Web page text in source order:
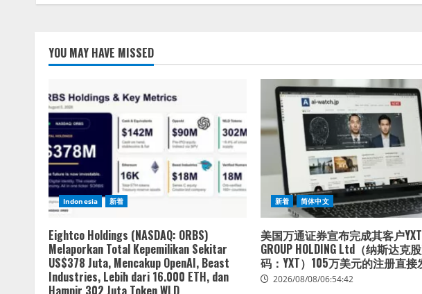
YOU MAY HAVE MISSED
Indonesia 新着
Eightco Holdings (NASDAQ: ORBS)
Melaporkan Total Kepemilikan Sekitar
US$378 Juta, Mencakup OpenAI, Beast
Industries, Lebih dari 16.000 ETH, dan
Hampir 302 Juta Token WLD
新着 简体中文
美国万通证券宣布完成其客户
GROUP HOLDING Ltd（纳斯达克
码：YXT）105万美元的注册直接
2026/08/08/06:54:42